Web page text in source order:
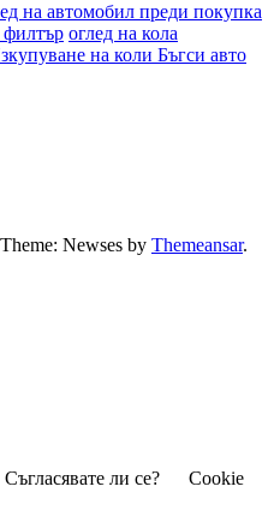
на автомобил преди покупка
оглед на кола
на коли Бъгси авто
Theme: Newses by Themeansar.
ли се?
Cookie